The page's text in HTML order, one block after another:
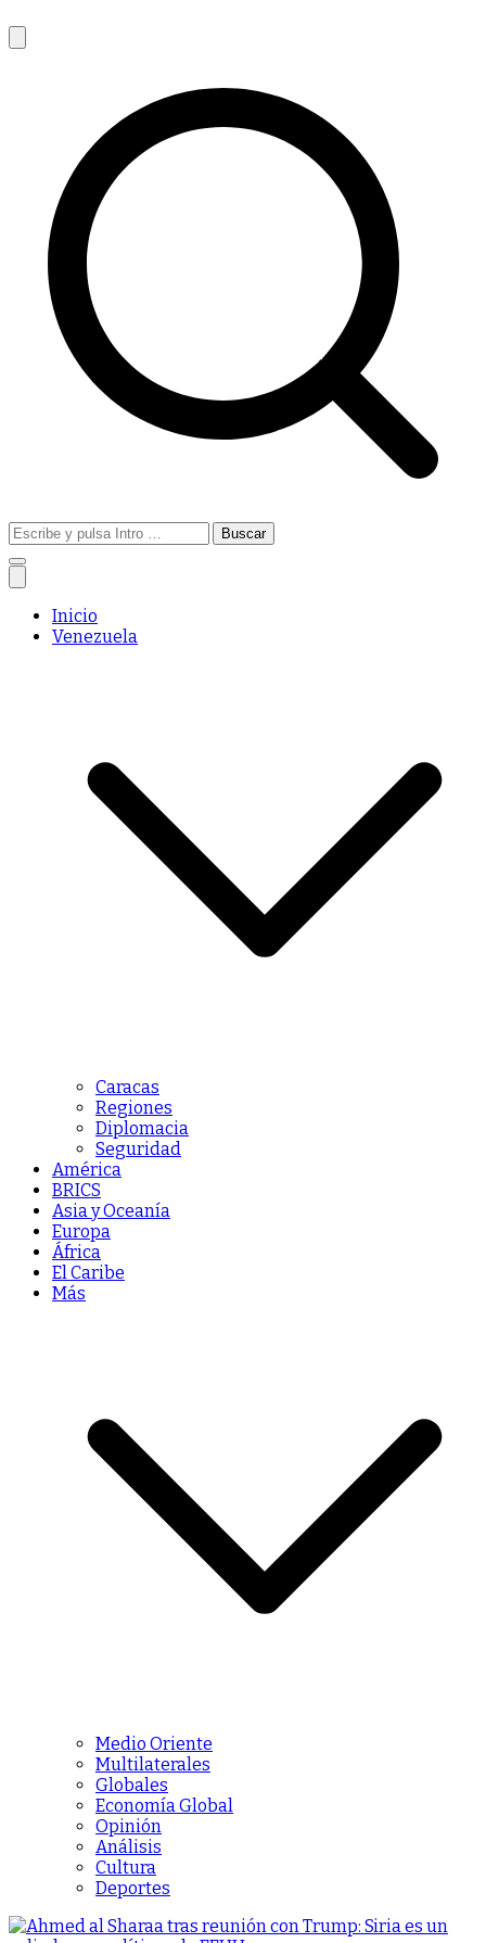
Buscar:
Inicio
Venezuela
Caracas
Regiones
Diplomacia
Seguridad
América
BRICS
Asia y Oceanía
Europa
África
El Caribe
Más
Medio Oriente
Multilaterales
Globales
Economía Global
Opinión
Análisis
Cultura
Deportes